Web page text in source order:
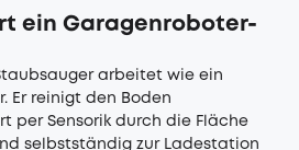
ein Garagenroboter-
arbeitet wie ein
Er reinigt den Boden
per Sensorik durch die Fläche
selbstständig zur Ladestation